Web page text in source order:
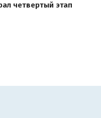
четвертый этап